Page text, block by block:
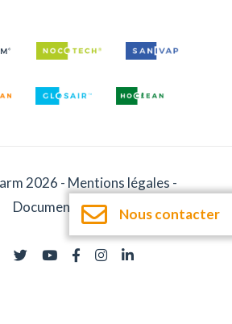
2026 - Mentions légales -
Documentation
Nous contacter